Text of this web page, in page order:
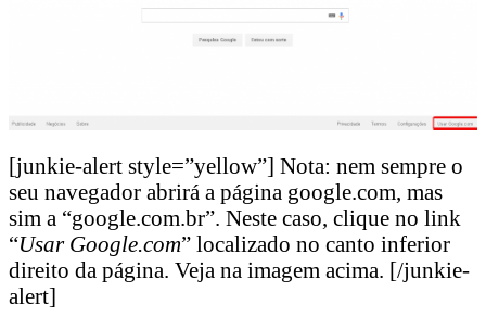
[junkie-alert style=”yellow”] Nota: nem sempre o
seu navegador abrirá a página google.com, mas
sim a “google.com.br”. Neste caso, clique no link
“Usar Google.com” localizado no canto inferior
direito da página. Veja na imagem acima. [/junkie-
alert]